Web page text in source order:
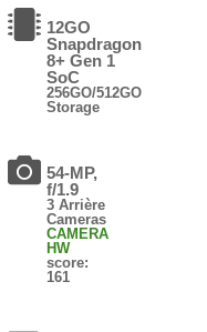
12GO
Snapdragon
8+ Gen 1
SoC
256GO/512GO
Storage
54-MP,
f/1.9
3 Arrière
Cameras
CAMERA
HW
score:
161